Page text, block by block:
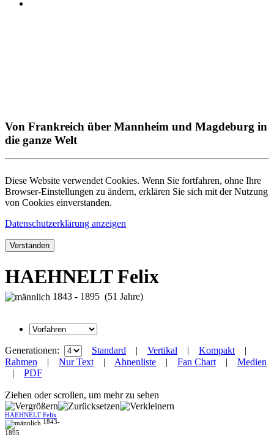
Von Frankreich über Mannheim und Magdeburg in
die ganze Welt
Diese Website verwendet Cookies. Wenn Sie fortfahren, ohne Ihre
Browser-Einstellungen zu ändern, erklären Sie sich mit der Nutzung
von Cookies einverstanden.
Datenschutzerklärung anzeigen
Verstanden
HAEHNELT Felix
1843 - 1895 (51 Jahre)
Generationen: Standard | Vertikal | Kompakt |
Rahmen | Nur Text | Ahnenliste | Fan Chart | Medien
| PDF
Ziehen oder scrollen, um mehr zu sehen
HAEHNELT Felix
1843-
1895